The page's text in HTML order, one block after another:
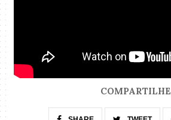
COMPARTILHE